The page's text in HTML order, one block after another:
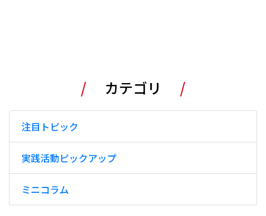
カテゴリ
注目トピック
実践活動ピックアップ
ミニコラム